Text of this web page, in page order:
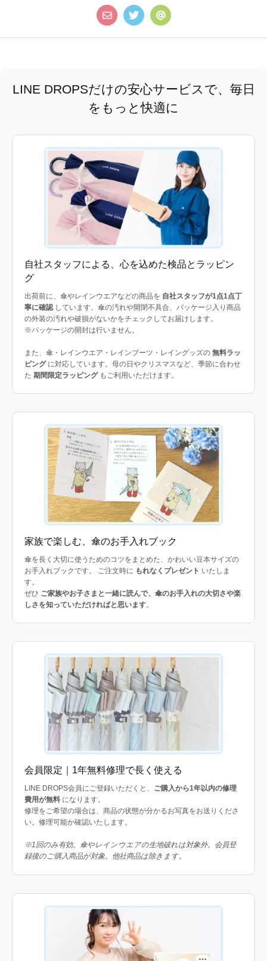
LINE DROPSだけの安心サービスで、毎日
をもっと快適に
自社スタッフによる、心を込めた検品とラッピン
グ
出荷前に、傘やレインウエアなどの商品を 自社スタッフが1点1点丁
寧に確認 しています。傘の汚れや開閉不具合、パッケージ入り商品
の外装の汚れや破損がないかをチェックしてお届けします。
※パッケージの開封は行いません。
また、傘・レインウエア・レインブーツ・レイングッズの 無料ラッ
ピングに対応しています。母の日やクリスマスなど、季節に合わせ
た 期間限定ラッピングもご利用いただけます。
家族で楽しむ、傘のお手入れブック
傘を長く大切に使うためのコツをまとめた、かわいい豆本サイズの
お手入れブックです。 ご注文時に もれなくプレゼント いたしま
す。
ぜひ ご家族やお子さまと一緒に読んで、傘のお手入れの大切さや楽
しさを知っていただければと思います。
会員限定｜1年無料修理で長く使える
LINE DROPS会員にご登録いただくと、 ご購入から1年以内の修理
費用が無料 になります。
修理をご希望の場合は、商品の状態が分かるお写真をお送りくださ
い。修理可能か確認いたします。
※1回のみ有効。傘やレインウエアの生地破れは対象外。会員登
録後のご購入商品が対象。他社商品は除きます。